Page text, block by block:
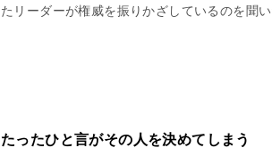
たリーダーが権威を振りかざしているのを聞い
たったひと言がその人を決めてしまう